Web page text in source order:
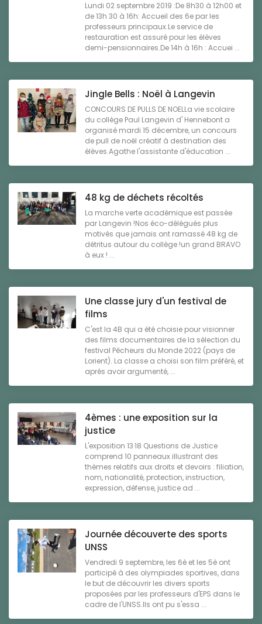
Lundi 02 septembre 2019 :De 8h30 à 12h00 et
de 13h 30 à 16h: Accueil des 6e par les
professeurs principaux.Le service de
restauration est assuré pour les élèves
demi-pensionnaires.De 14h à 16h : Accuei ...
Jingle Bells : Noël à Langevin
CONCOURS DE PULLS DE NOELLa vie scolaire
du collège Paul Langevin d' Hennebont a
organisé mardi 15 décembre, un concours
de pull de noël créatif à destination des
élèves.Agathe l'assistante d'éducation ...
48 kg de déchets récoltés
La marche verte académique est passée
par Langevin !Nos éco-délégués plus
motivés que jamais ont ramassé 48 kg de
détritus autour du collège !un grand BRAVO
à eux ! ...
Une classe jury d'un festival de
films
C'est la 4B qui a été choisie pour visionner
des films documentaires de la sélection du
festival Pêcheurs du Monde 2022 (pays de
Lorient). La classe a choisi son film préféré, et
après avoir argumenté, ...
4èmes : une exposition sur la
justice
L'exposition 13·18 Questions de Justice
comprend 10 panneaux illustrant des
thèmes relatifs aux droits et devoirs : filiation,
nom, nationalité, protection, instruction,
expression, défense, justice ad ...
Journée découverte des sports
UNSS
Vendredi 9 septembre, les 6è et les 5è ont
participé à des olympiades sportives, dans
le but de découvrir les divers sports
proposées par les professeurs d'EPS dans le
cadre de l'UNSS.Ils ont pu s'essa ...